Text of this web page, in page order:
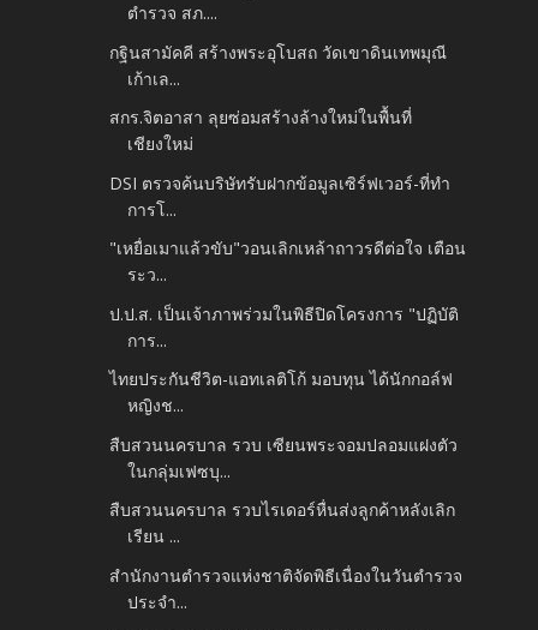
ตำรวจ สภ....
กฐินสามัคคี สร้างพระอุโบสถ วัดเขาดินเทพมุณี
เก้าเล...
สกร.จิตอาสา ลุยซ่อมสร้างล้างใหม่ในพื้นที่
เชียงใหม่
DSI ตรวจค้นบริษัทรับฝากข้อมูลเซิร์ฟเวอร์-ที่ทำ
การโ...
"เหยื่อเมาแล้วขับ"วอนเลิกเหล้าถาวรดีต่อใจ เตือน
ระว...
ป.ป.ส. เป็นเจ้าภาพร่วมในพิธีปิดโครงการ "ปฏิบัติ
การ...
ไทยประกันชีวิต-แอทเลติโก้ มอบทุน ได้นักกอล์ฟ
หญิงช...
สืบสวนนครบาล รวบ เซียนพระจอมปลอมแฝงตัว
ในกลุ่มเฟซบุ...
สืบสวนนครบาล รวบไรเดอร์หื่นส่งลูกค้าหลังเลิก
เรียน ...
สำนักงานตำรวจแห่งชาติจัดพิธีเนื่องในวันตำรวจ
ประจำ...